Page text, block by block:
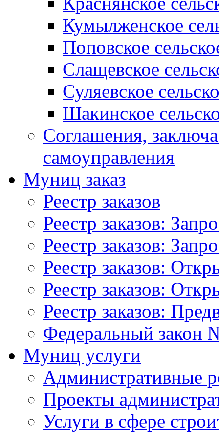
Кумылженское
Поповское
Слащевское
Суляевское
Шакинское
Соглашения,
самоуправления
Муниц заказ
Реестр заказов
Реестр заказов:
Реестр заказов:
Реестр заказов:
Реестр заказов:
Реестр заказов:
Федеральный закон
Муниц услуги
Административные
Проекты
Услуги в сфере